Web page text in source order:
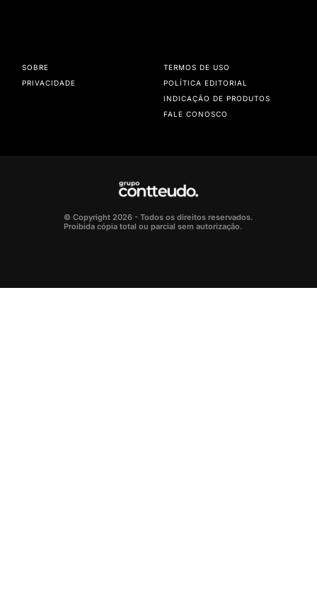
SOBRE
PRIVACIDADE
TERMOS DE USO
POLÍTICA EDITORIAL
INDICAÇÃO DE PRODUTOS
FALE CONOSCO
© Copyright 2026 - Todos os direitos reservados.
Proibida cópia total ou parcial sem autorização.